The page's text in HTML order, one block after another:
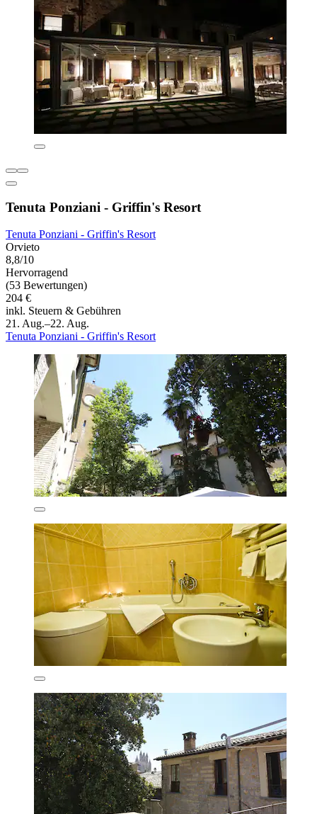
Tenuta Ponziani - Griffin's Resort
Tenuta Ponziani - Griffin's Resort
Orvieto
8,8/10
Hervorragend
(53 Bewertungen)
204 €
inkl. Steuern & Gebühren
21. Aug.–22. Aug.
Tenuta Ponziani - Griffin's Resort